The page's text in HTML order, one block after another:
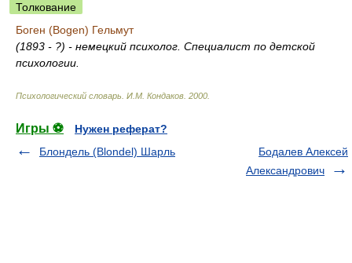
Толкование
Боген (Bogen) Гельмут
(1893 - ?) - немецкий психолог. Специалист по детской
психологии.
Психологический словарь И.М. Кондаков 2000
Игры ⚽
Нужен реферат?
Блондель (Blondel) Шарль
Бодалев Алексей
Александрович